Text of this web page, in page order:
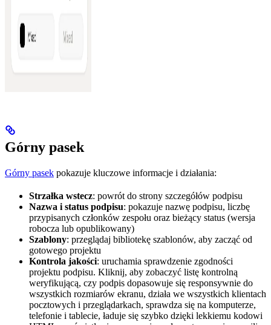
Górny pasek
Górny pasek pokazuje kluczowe informacje i działania:
Strzałka wstecz: powrót do strony szczegółów podpisu
Nazwa i status podpisu: pokazuje nazwę podpisu, liczbę
przypisanych członków zespołu oraz bieżący status (wersja
robocza lub opublikowany)
Szablony: przeglądaj bibliotekę szablonów, aby zacząć od
gotowego projektu
Kontrola jakości: uruchamia sprawdzenie zgodności
projektu podpisu. Kliknij, aby zobaczyć listę kontrolną
weryfikującą, czy podpis dopasowuje się responsywnie do
wszystkich rozmiarów ekranu, działa we wszystkich klientach
pocztowych i przeglądarkach, sprawdza się na komputerze,
telefonie i tablecie, ładuje się szybko dzięki lekkiemu kodowi